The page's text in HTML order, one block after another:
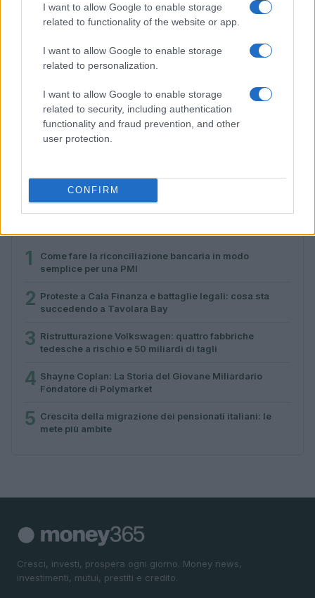
I want to allow Google to enable storage
related to functionality of the website or app.
I want to allow Google to enable storage
related to personalization.
I want to allow Google to enable storage
related to security, including authentication
functionality and fraud prevention, and other
user protection.
CONFIRM
Monitoraggio Lea 2026: Veneto in testa, Calabria e
Sicilia in coda
1
Come fare la riconciliazione bancaria in modo
semplice per una PMI
2 Proteste a Cala Finanza e battaglie legali: cosa sta
succedendo a Tavolara Bay
3 Ristrutturazione Volkswagen: quattro fabbriche
tedesche a rischio e 50 miliardi di tagli
4 Shayne Coplan: La Storia del Giovane Miliardario
Fondatore di Polymarket
5 Crescita della migrazione dei pensionati italiani: le
mete più ambite
Cresci, investi, prospera ogni giorno. Money news,
investimenti, mutui, prestiti e credito.